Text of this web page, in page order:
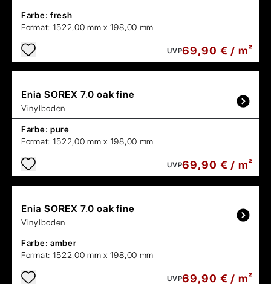
Farbe: fresh
Format: 1522,00 mm x 198,00 mm
UVP69,90 € / m²
Enia SOREX 7.0 oak fine
Vinylboden
Farbe: pure
Format: 1522,00 mm x 198,00 mm
UVP69,90 € / m²
Enia SOREX 7.0 oak fine
Vinylboden
Farbe: amber
Format: 1522,00 mm x 198,00 mm
UVP69,90 € / m²